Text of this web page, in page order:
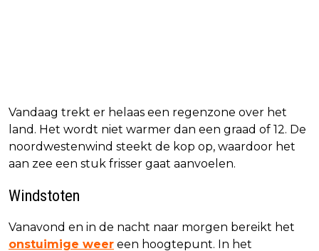
Vandaag trekt er helaas een regenzone over het
land. Het wordt niet warmer dan een graad of 12. De
noordwestenwind steekt de kop op, waardoor het
aan zee een stuk frisser gaat aanvoelen.
Windstoten
Vanavond en in de nacht naar morgen bereikt het
onstuimige weer een hoogtepunt. In het